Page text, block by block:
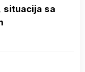
situacija sa